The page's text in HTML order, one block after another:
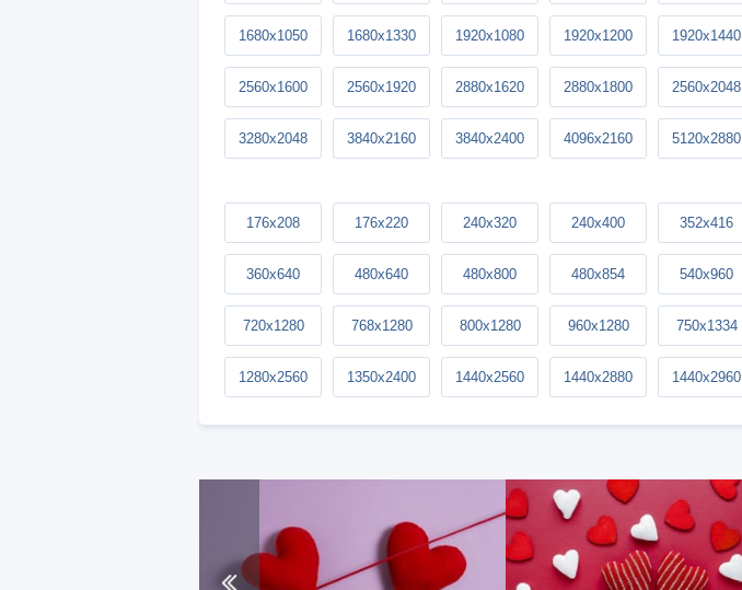
1680x1050 1680x1330 1920x1080 1920x1200 1920x1440
2560x1600 2560x1920 2880x1620 2880x1800 2560x2048
3280x2048 3840x2160 3840x2400 4096x2160 5120x2880
176x208 176x220 240x320 240x400 352x416
360x640 480x640 480x800 480x854 540x960
720x1280 768x1280 800x1280 960x1280 750x1334
1280x2560 1350x2400 1440x2560 1440x2880 1440x2960